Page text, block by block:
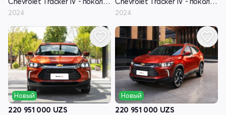
2024 2024
Новый
220 951 000 UZS
Новый
220 951 000 UZS